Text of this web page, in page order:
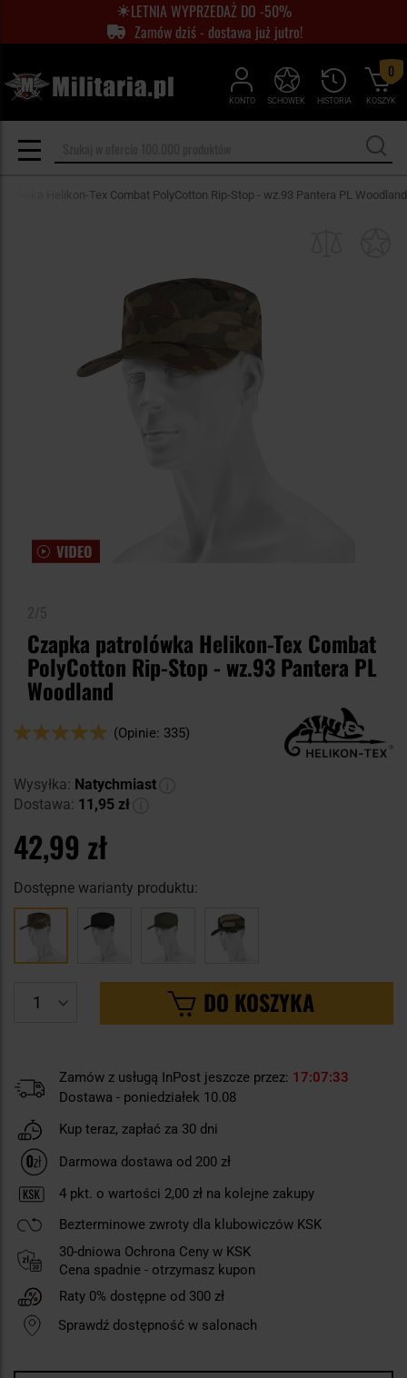
LETNIA WYPRZEDAŻ DO -50%
Zamów dziś - dostawa już jutro!
KONTO HISTORIA
SCHOWEK KOSZYK
0
Helikon-Tex Combat PolyCotton Rip-Stop - wz.93 Pantera PL Woodland
Czapka patrolówka Helikon-Tex Combat
PolyCotton Rip-Stop - wz.93 Pantera PL
Woodland
Ocena:
(Opinie: 335)
Wysyłka: Natychmiast
Dostawa: 11,95 zł
42,99 zł
Dostępne warianty produktu:
DO KOSZYKA
Zamów z usługą InPost jeszcze przez: 17 07 32
Dostawa - poniedziałek 10.08
Kup teraz, zapłać za 30 dni
Darmowa dostawa od 200 zł
4 pkt. o wartości 2,00 zł na kolejne zakupy
Bezterminowe zwroty dla klubowiczów KSK
30-dniowa Ochrona Ceny w KSK
Cena spadnie - otrzymasz kupon
Raty 0% dostępne od 300 zł
Sprawdź dostępność w salonach